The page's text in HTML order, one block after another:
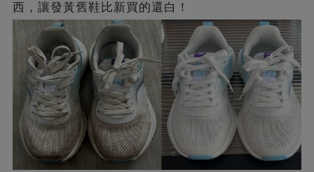
西，讓發黃舊鞋比新買的還白！